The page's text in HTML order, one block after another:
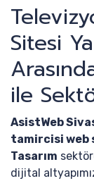
Sitesi
ile
AsistWeb
tamircisi web
Tasarım
dijital